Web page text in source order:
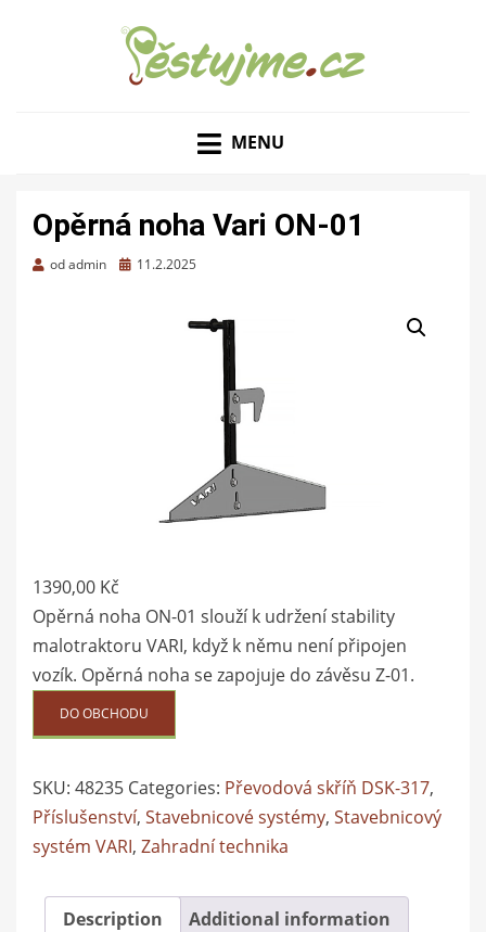
MENU
Opěrná noha Vari ON-01
odadmin
Zveřejněno
11.2.2025
1390,00 Kč
Opěrná noha ON-01 slouží k udržení stability
malotraktoru VARI, když k němu není připojen
vozík. Opěrná noha se zapojuje do závěsu Z-01.
DO OBCHODU
SKU: 48235 Categories: Převodová skříň DSK-317,
Příslušenství, Stavebnicové systémy, Stavebnicový
systém VARI, Zahradní technika
Description Additional information